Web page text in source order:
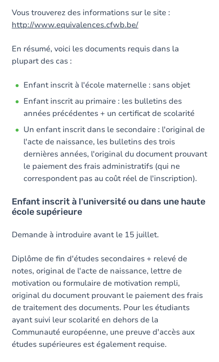
Vous trouverez des informations sur le site :
http://www.equivalences.cfwb.be/
En résumé, voici les documents requis dans la
plupart des cas :
Enfant inscrit à l'école maternelle : sans objet
Enfant inscrit au primaire : les bulletins des
années précédentes + un certificat de scolarité
Un enfant inscrit dans le secondaire : l'original de
l'acte de naissance, les bulletins des trois
dernières années, l'original du document prouvant
le paiement des frais administratifs (qui ne
correspondent pas au coût réel de l'inscription).
Enfant inscrit à l'université ou dans une haute
école supérieure
Demande à introduire avant le 15 juillet.
Diplôme de fin d'études secondaires + relevé de
notes, original de l'acte de naissance, lettre de
motivation ou formulaire de motivation rempli,
original du document prouvant le paiement des frais
de traitement des documents. Pour les étudiants
ayant suivi leur scolarité en dehors de la
Communauté européenne, une preuve d'accès aux
études supérieures est également requise.